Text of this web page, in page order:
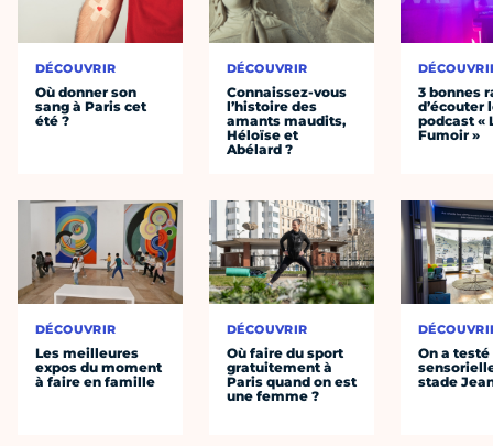
DÉCOUVRIR
Où donner son
sang à Paris cet
été ?
DÉCOUVRIR
Les meilleures
expos du moment
à faire en famille
DÉCOUVRIR
Connaissez-vous
l’histoire des
amants maudits,
Héloïse et
Abélard ?
DÉCOUVRIR
Où faire du sport
gratuitement à
Paris quand on est
une femme ?
3 bonnes
d’écouter
podcast «
Fumoir »
On a
stade